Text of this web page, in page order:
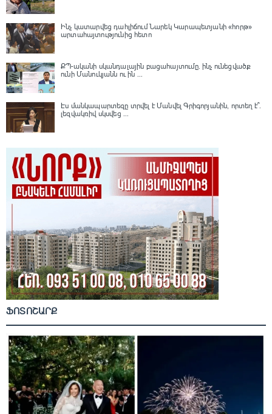
Ինչ կատարվեց դահլիճում Նարեկ Կարապետյանի «հորթ»
արտահայտությունից հետո
ՔՊ-ականի սկանդալային բացահայտումը․ ինչ ունեցվածք
ունի Մանուկյանն ու ին ...
Էս մանկապարտեզը տրվել է Մանվել Գրիգորյանին, որտեղ է՞․
լեզվակռիվ սկսվեց ...
ՖՈՏՈՇԱՐՔ